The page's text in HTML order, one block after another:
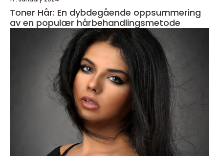
Toner Hår: En dybdegående oppsummering
av en populær hårbehandlingsmetode